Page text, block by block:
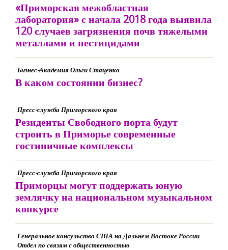
«Приморская межобластная
лаборатория» с начала 2018 года выявила
120 случаев загрязнения почв тяжелыми
металлами и пестицидами
Бизнес-Академия Ольги Стаценко
В каком состоянии бизнес?
Пресс-служба Приморского края
Резиденты Свободного порта будут
строить в Приморье современные
гостиничные комплексы
Пресс-служба Приморского края
Приморцы могут поддержать юную
землячку на национальном музыкальном
конкурсе
Генеральное консульство США на Дальнем Востоке России
Отдел по связям с общественностью